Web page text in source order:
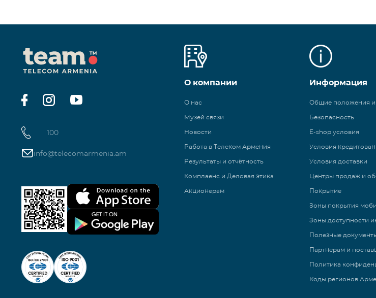
100
info@telecomarmenia.am
О компании
О нас
Музей связи
Новости
Работа в Телеком Армения
Результаты и отчётность
Комплаенс и Деловая этика
Акционерам
Информация
Общие положения и
Безопасность
E-shop условия
Условия
Условия доставки
Центры продаж и
Покрытие
Зоны покрытия
Зоны доступности
Полезные
Партнерам и
Политика
Коды регионов